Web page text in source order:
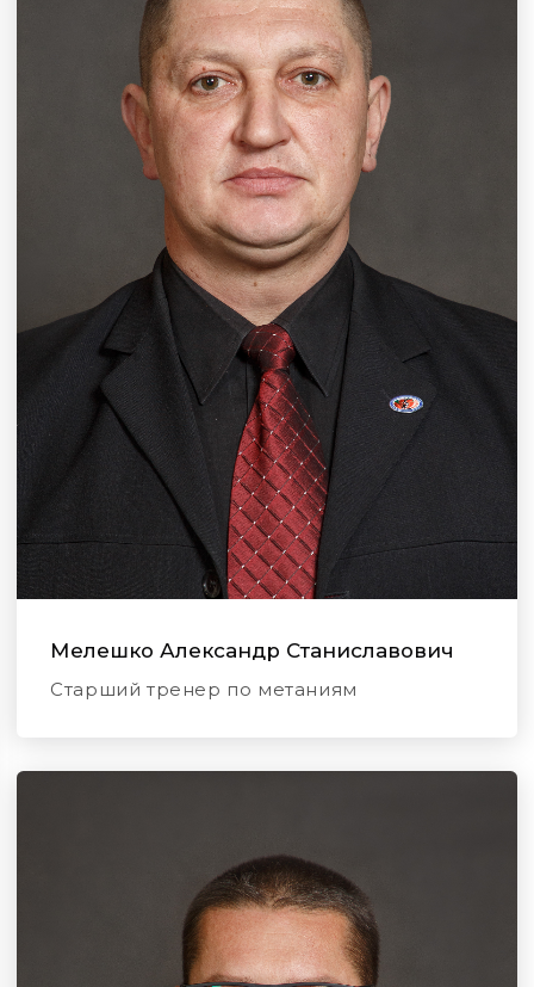
Мелешко Александр Станиславович
Старший тренер по метаниям